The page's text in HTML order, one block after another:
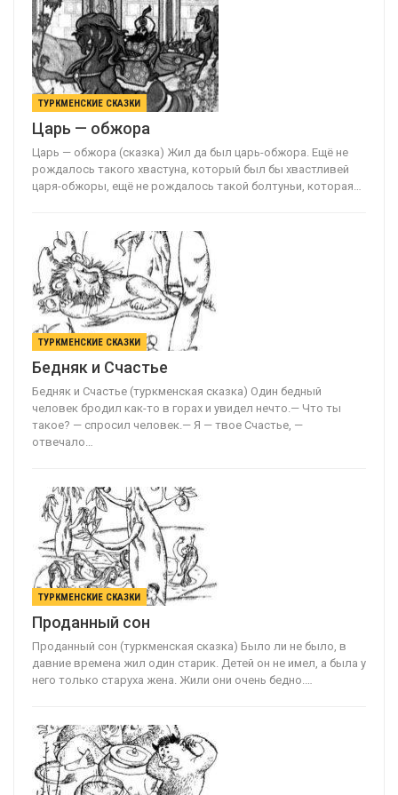
ТУРКМЕНСКИЕ СКАЗКИ
Царь — обжора
Царь — обжора (сказка) Жил да был царь-обжора. Ещё не
рождалось такого хвастуна, который был бы хвастливей
царя-обжоры, ещё не рождалось такой болтуньи, которая…
ТУРКМЕНСКИЕ СКАЗКИ
Бедняк и Счастье
Бедняк и Счастье (туркменская сказка) Один бедный
человек бродил как-то в горах и увидел нечто.— Что ты
такое? — спросил человек.— Я — твое Счастье, —
отвечало…
ТУРКМЕНСКИЕ СКАЗКИ
Проданный сон
Проданный сон (туркменская сказка) Было ли не было, в
давние времена жил один старик. Детей он не имел, а была у
него только старуха жена. Жили они очень бедно.…